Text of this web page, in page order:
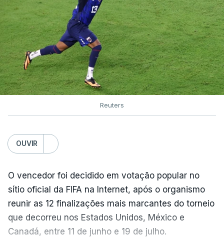
Reuters
OUVIR
O vencedor foi decidido em votação popular no
sítio oficial da FIFA na Internet, após o organismo
reunir as 12 finalizações mais marcantes do torneio
que decorreu nos Estados Unidos, México e
Canadá, entre 11 de junho e 19 de julho.